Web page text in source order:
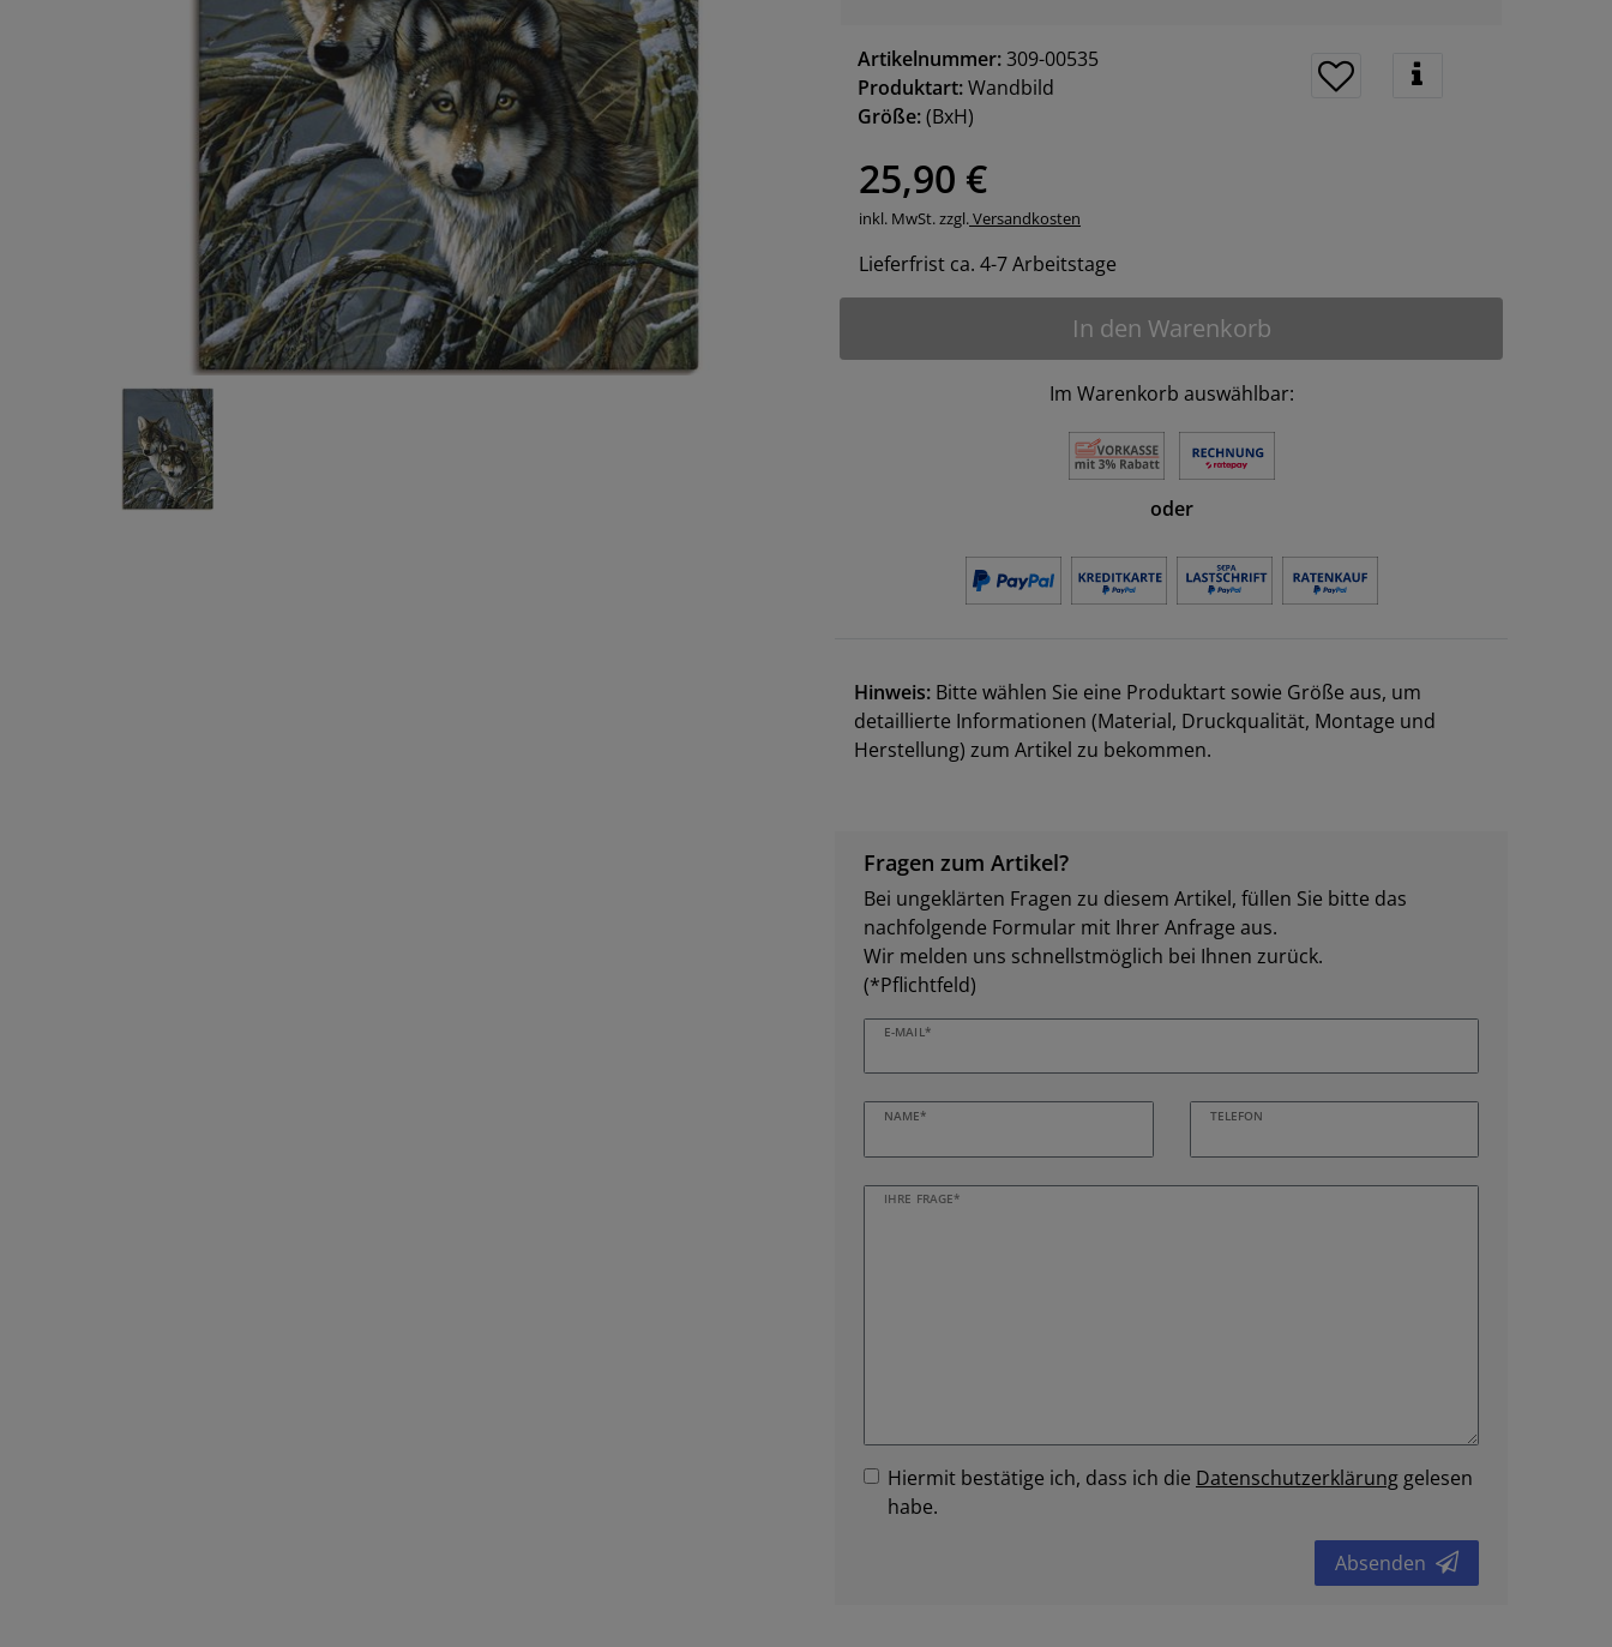
Artikelnummer:309-00535
Produktart:Wandbild
Größe:(BxH)
25,90 €
inkl. MwSt. zzgl. Versandkosten
Lieferfrist ca. 4-7 Arbeitstage
In den Warenkorb
Im Warenkorb auswählbar:
oder
Hinweis: Bitte wählen Sie eine Produktart sowie Größe aus, um
detaillierte Informationen (Material, Druckqualität, Montage und
Herstellung) zum Artikel zu bekommen.
Fragen zum Artikel?
Bei ungeklärten Fragen zu diesem Artikel, füllen Sie bitte das
nachfolgende Formular mit Ihrer Anfrage aus.
Wir melden uns schnellstmöglich bei Ihnen zurück.
(*Pflichtfeld)
E-MAIL*
NAME* TELEFON
IHRE FRAGE*
Hiermit bestätige ich, dass ich die Daten­schutz­erklärung gelesen
habe.
Absenden